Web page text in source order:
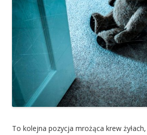
To kolejna pozycja mrożąca krew